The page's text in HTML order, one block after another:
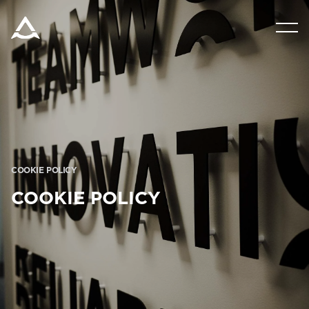
PRODUKTE
TOOLS UND DOKUMENTE
BLOG & NACHRICHTEN
ÜBER ARITCO
FÜR FACHLEUTE
Bestellen Sie ein Digital HomeKit
COOKIE POLICY
COOKIE POLICY